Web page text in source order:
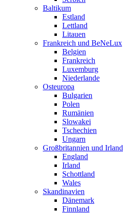
Baltikum
Estland
Lettland
Litauen
Frankreich und BeNeLux
Belgien
Frankreich
Luxemburg
Niederlande
Osteuropa
Bulgarien
Polen
Rumänien
Slowakei
Tschechien
Ungarn
Großbritannien und Irland
England
Irland
Schottland
Wales
Skandinavien
Dänemark
Finnland